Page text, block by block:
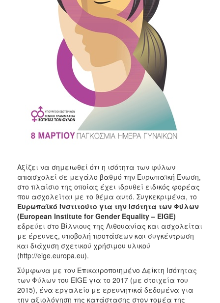
Αξίζει να σημειωθεί ότι η ισότητα των φύλων
απασχολεί σε μεγάλο βαθμό την Ευρωπαϊκή Ένωση,
στο πλαίσιο της οποίας έχει ιδρυθεί ειδικός φορέας
που ασχολείται με το θέμα αυτό. Συγκεκριμένα, το
Ευρωπαϊκό Ινστιτούτο για την Ισότητα των Φύλων
(European Institute for Gender Equality– EIGE)
εδρεύει στο Βίλνιους της Λιθουανίας και ασχολείται
με έρευνες, υποβολή προτάσεων και συγκέντρωση
και διάχυση σχετικού χρήσιμου υλικού
(http://eige.europa.eu).
Σύμφωνα με τον Επικαιροποιημένο Δείκτη Ισότητας
των Φύλων του EIGE για το 2017 (με στοιχεία του
2015), ένα εργαλείο με ερευνητικά δεδομένα για
την αξιολόγηση της κατάστασης στον τομέα της